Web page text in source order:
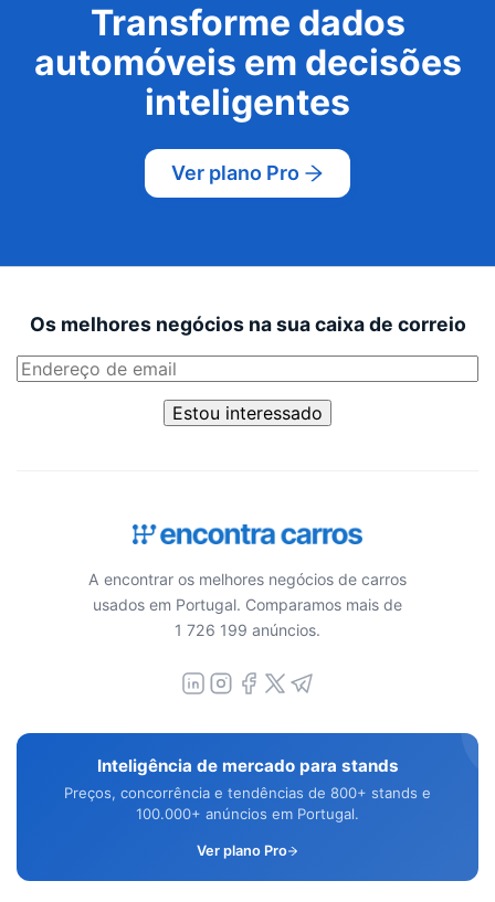
Transforme dados
automóveis em decisões
inteligentes
Ver plano Pro
Os melhores negócios na sua caixa de correio
Estou interessado
A encontrar os melhores negócios de carros
usados em Portugal. Comparamos mais de
1 726 199 anúncios.
Inteligência de mercado para stands
Preços, concorrência e tendências de 800+ stands e
100.000+ anúncios em Portugal.
Ver plano Pro